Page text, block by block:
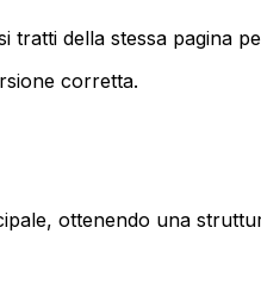
della stessa pagina
corretta.
ottenendo una